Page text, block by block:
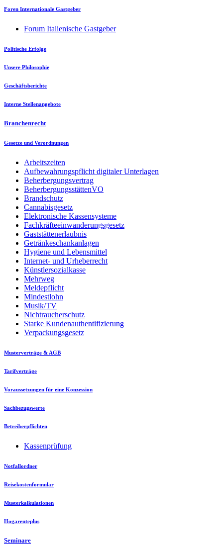
Foren Internationale Gastgeber
Forum Italienische Gastgeber
Politische Erfolge
Unsere Philosophie
Geschäftsberichte
Interne Stellenangebote
Branchenrecht
Gesetze und Verordnungen
Arbeitszeiten
Aufbewahrungspflicht digitaler Unterlagen
Beherbergungsvertrag
BeherbergungsstättenVO
Brandschutz
Cannabisgesetz
Elektronische Kassensysteme
Fachkräfteeinwanderungsgesetz
Gaststättenerlaubnis
Getränkeschankanlagen
Hygiene und Lebensmittel
Internet- und Urheberrecht
Künstlersozialkasse
Mehrweg
Meldepflicht
Mindestlohn
Musik/TV
Nichtraucherschutz
Starke Kundenauthentifizierung
Verpackungsgesetz
Musterverträge & AGB
Tarifverträge
Voraussetzungen für eine Konzession
Sachbezugswerte
Betreiberpflichten
Kassenprüfung
Notfallordner
Reisekostenformular
Musterkalkulationen
Hogarenteplus
Seminare